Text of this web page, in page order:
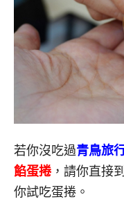
若你沒吃過青鳥旅
餡蛋捲，請你直接
你試吃蛋捲。